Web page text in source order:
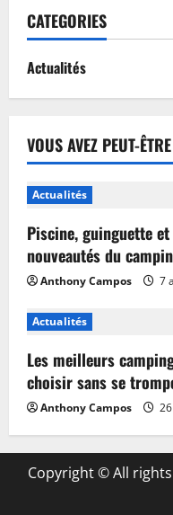
CATEGORIES
Actualités
VOUS AVEZ PEUT-
Actualités
Piscine, guinguette
nouveautés du
Anthony Campos 7
Actualités
Les meilleurs
choisir sans se
Anthony Campos
Copyright © All